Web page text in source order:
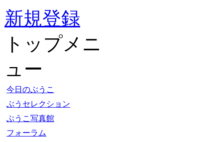
新規登録
トップメニ
ュー
今日のぶうこ
ぶうセレクション
ぶうこ写真館
フォーラム